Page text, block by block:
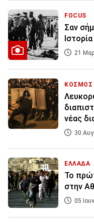
FOCUS
Σαν
Ιστορία
21
ΚΟΣΜΟΣ
νέας
30
ΕΛΛΑΔΑ
Το
στην
05